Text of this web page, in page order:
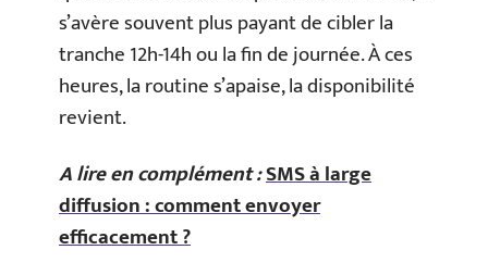
s’avère souvent plus payant de cibler la
tranche 12h-14h ou la fin de journée. À ces
heures, la routine s’apaise, la disponibilité
revient.
A lire en complément :SMS à large
diffusion : comment envoyer
efficacement ?